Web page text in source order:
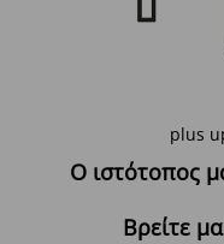
plus
Ο ιστότοπος
Βρείτε